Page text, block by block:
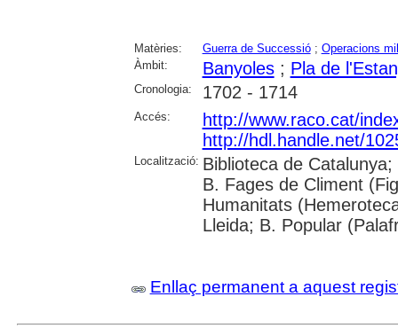
Matèries: Guerra de Successió; Operacions
Àmbit:
Banyoles; Pla de
Cronologia: 1702 - 1714
Accés:
http://www.raco.cat/
http://hdl.handle.net/
Localització: Biblioteca de
B. Fages de Climent
Humanitats
Lleida; B. Popular
Enllaç permanent a aquest